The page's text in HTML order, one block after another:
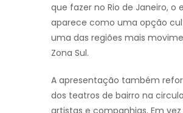
que fazer no Rio de Janeiro, o
aparece como uma opção
uma das regiões mais
Zona Sul.
A apresentação também
dos teatros de bairro na
artistas e companhias. Em vez